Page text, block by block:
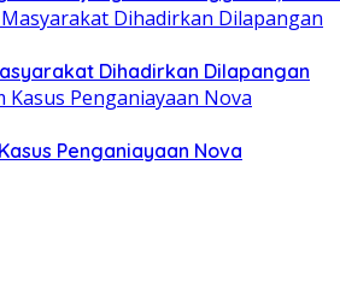
Dihadirkan Dilapangan
Penganiayaan Nova